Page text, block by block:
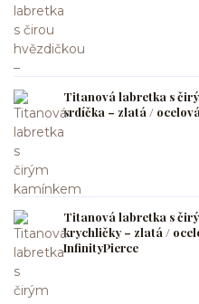
Titanová labretka s
srdíčka – zlatá /
Titanová labretka s
krychličky – zlatá /
InfinityPierce